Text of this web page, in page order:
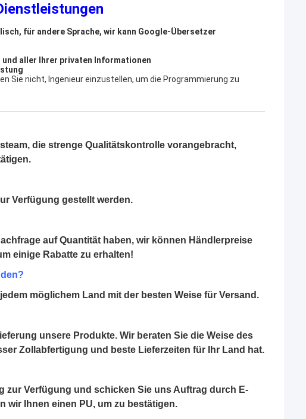
für andere Sprache, wir kann Google-Übersetzer
aller Ihrer privaten Informationen
Sie nicht, Ingenieur einzustellen, um die Programmierung zu
die strenge Qualitätskontrolle vorangebracht,
Verfügung gestellt werden.
auf Quantität haben, wir können Händlerpreise
einige Rabatte zu erhalten!
möglichem Land mit der besten Weise für Versand.
unsere Produkte. Wir beraten Sie die Weise des
Zollabfertigung und beste Lieferzeiten für Ihr Land hat.
zur Verfügung und schicken Sie uns Auftrag durch E-
wir Ihnen einen PU, um zu bestätigen.